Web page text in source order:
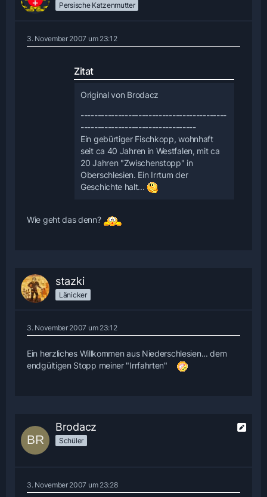
Persische Katzenmutter
3. November 2007 um 23:12
Zitat
Original von Brodacz
-------------------------------------------
----------------------------------
Ein gebürtiger Fischkopp, wohnhaft
seit ca 40 Jahren in Westfalen, mit ca
20 Jahren "Zwischenstopp" in
Oberschlesien. Ein Irrtum der
Geschichte halt...
Wie geht das denn?
stazki
Länicker
3. November 2007 um 23:12
Ein herzliches Willkommen aus Niederschlesien... dem
endgültigen Stopp meiner "Irrfahrten"
Brodacz
Schüler
3. November 2007 um 23:28